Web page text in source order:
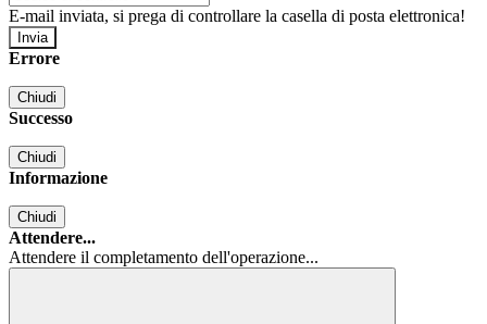
E-mail inviata, si prega di controllare la casella di posta elettronica!
Errore
Chiudi
Successo
Chiudi
Informazione
Chiudi
Attendere...
Attendere il completamento dell'operazione...